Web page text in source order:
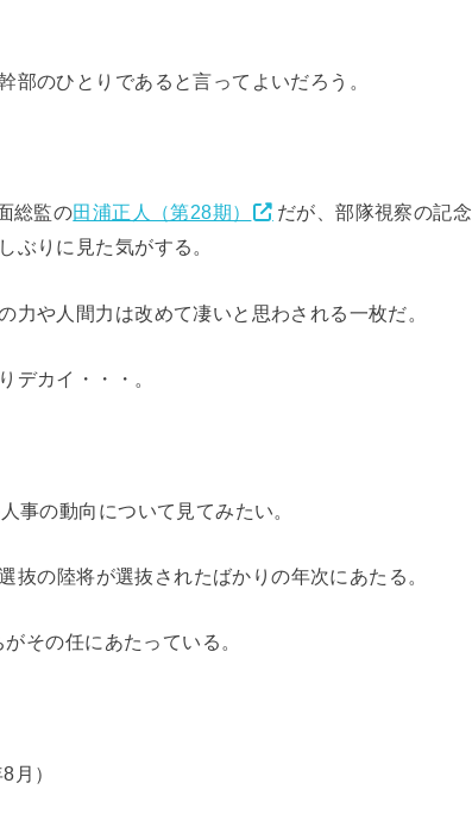
のひとりであると言ってよいだろう。
総監の田浦正人（第28期）
だが、部隊視察の記念
ぶりに見た気がする。
や人間力は改めて凄いと思わされる一枚だ。
デカイ・・・。
事の動向について見てみたい。
の陸将が選抜されたばかりの年次にあたる。
その任にあたっている。
月）